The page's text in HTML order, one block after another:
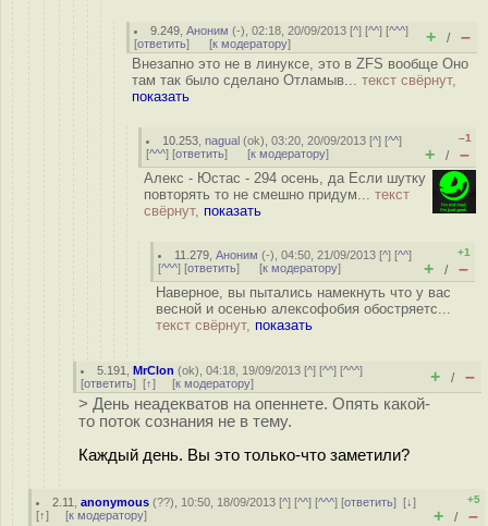
9.249 ,Аноним (-), 02:18, 20/09/2013 [^] [^^] [^^^]
[ответить] [к модератору] + / –
Внезапно это не в линуксе, это в ZFS вообще Оно
там так было сделано Отламыв... текст свёрнут,
показать
10.253 ,nagual (ok), 03:20, 20/09/2013 [^] [^^]
[^^^] [ответить] [к модератору]
–1
+ / –
Алекс - Юстас - 294 осень, да Если шутку
повторять то не смешно придум... текст
свёрнут, показать
11.279 ,Аноним (-), 04:50, 21/09/2013 [^] [^^]
[^^^] [ответить] [к модератору]
+1
+ / –
Наверное, вы пытались намекнуть что у вас
весной и осенью алексофобия обостряетс...
текст свёрнут, показать
5.191 ,MrClon (ok), 04:18, 19/09/2013 [^] [^^] [^^^]
[ответить] [↑] [к модератору] + / –
> День неадекватов на опеннете. Опять какой-
то поток сознания не в тему.
Каждый день. Вы это только-что заметили?
2.11 ,anonymous (??), 10:50, 18/09/2013 [^] [^^] [^^^] [ответить][↓]
[↑] [к модератору]
+5
+ / –